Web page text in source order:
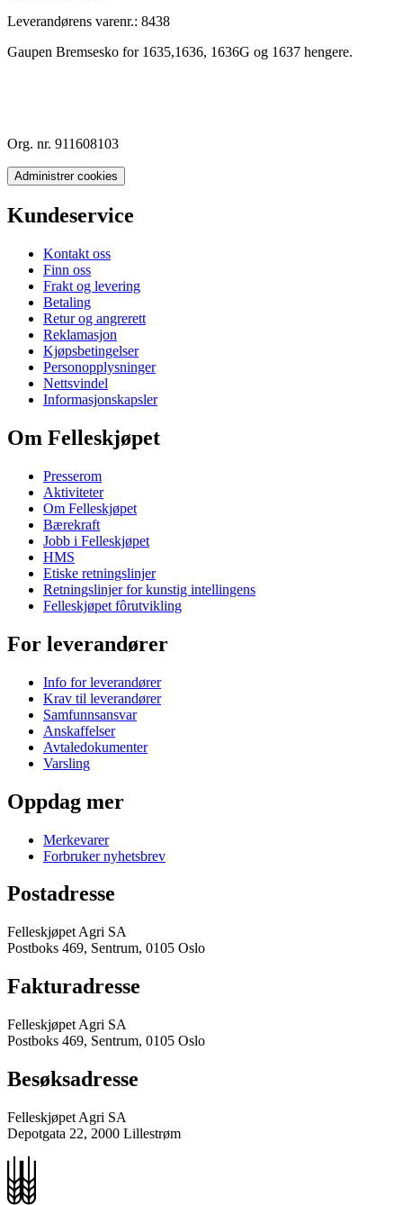
Leverandørens varenr.: 8438
Gaupen Bremsesko for 1635,1636, 1636G og 1637 hengere.
Org. nr. 911608103
Administrer cookies
Kundeservice
Kontakt oss
Finn oss
Frakt og levering
Betaling
Retur og angrerett
Reklamasjon
Kjøpsbetingelser
Personopplysninger
Nettsvindel
Informasjonskapsler
Om Felleskjøpet
Presserom
Aktiviteter
Om Felleskjøpet
Bærekraft
Jobb i Felleskjøpet
HMS
Etiske retningslinjer
Retningslinjer for kunstig intellingens
Felleskjøpet fôrutvikling
For leverandører
Info for leverandører
Krav til leverandører
Samfunnsansvar
Anskaffelser
Avtaledokumenter
Varsling
Oppdag mer
Merkevarer
Forbruker nyhetsbrev
Postadresse
Felleskjøpet Agri SA
Postboks 469, Sentrum, 0105 Oslo
Fakturadresse
Felleskjøpet Agri SA
Postboks 469, Sentrum, 0105 Oslo
Besøksadresse
Felleskjøpet Agri SA
Depotgata 22, 2000 Lillestrøm